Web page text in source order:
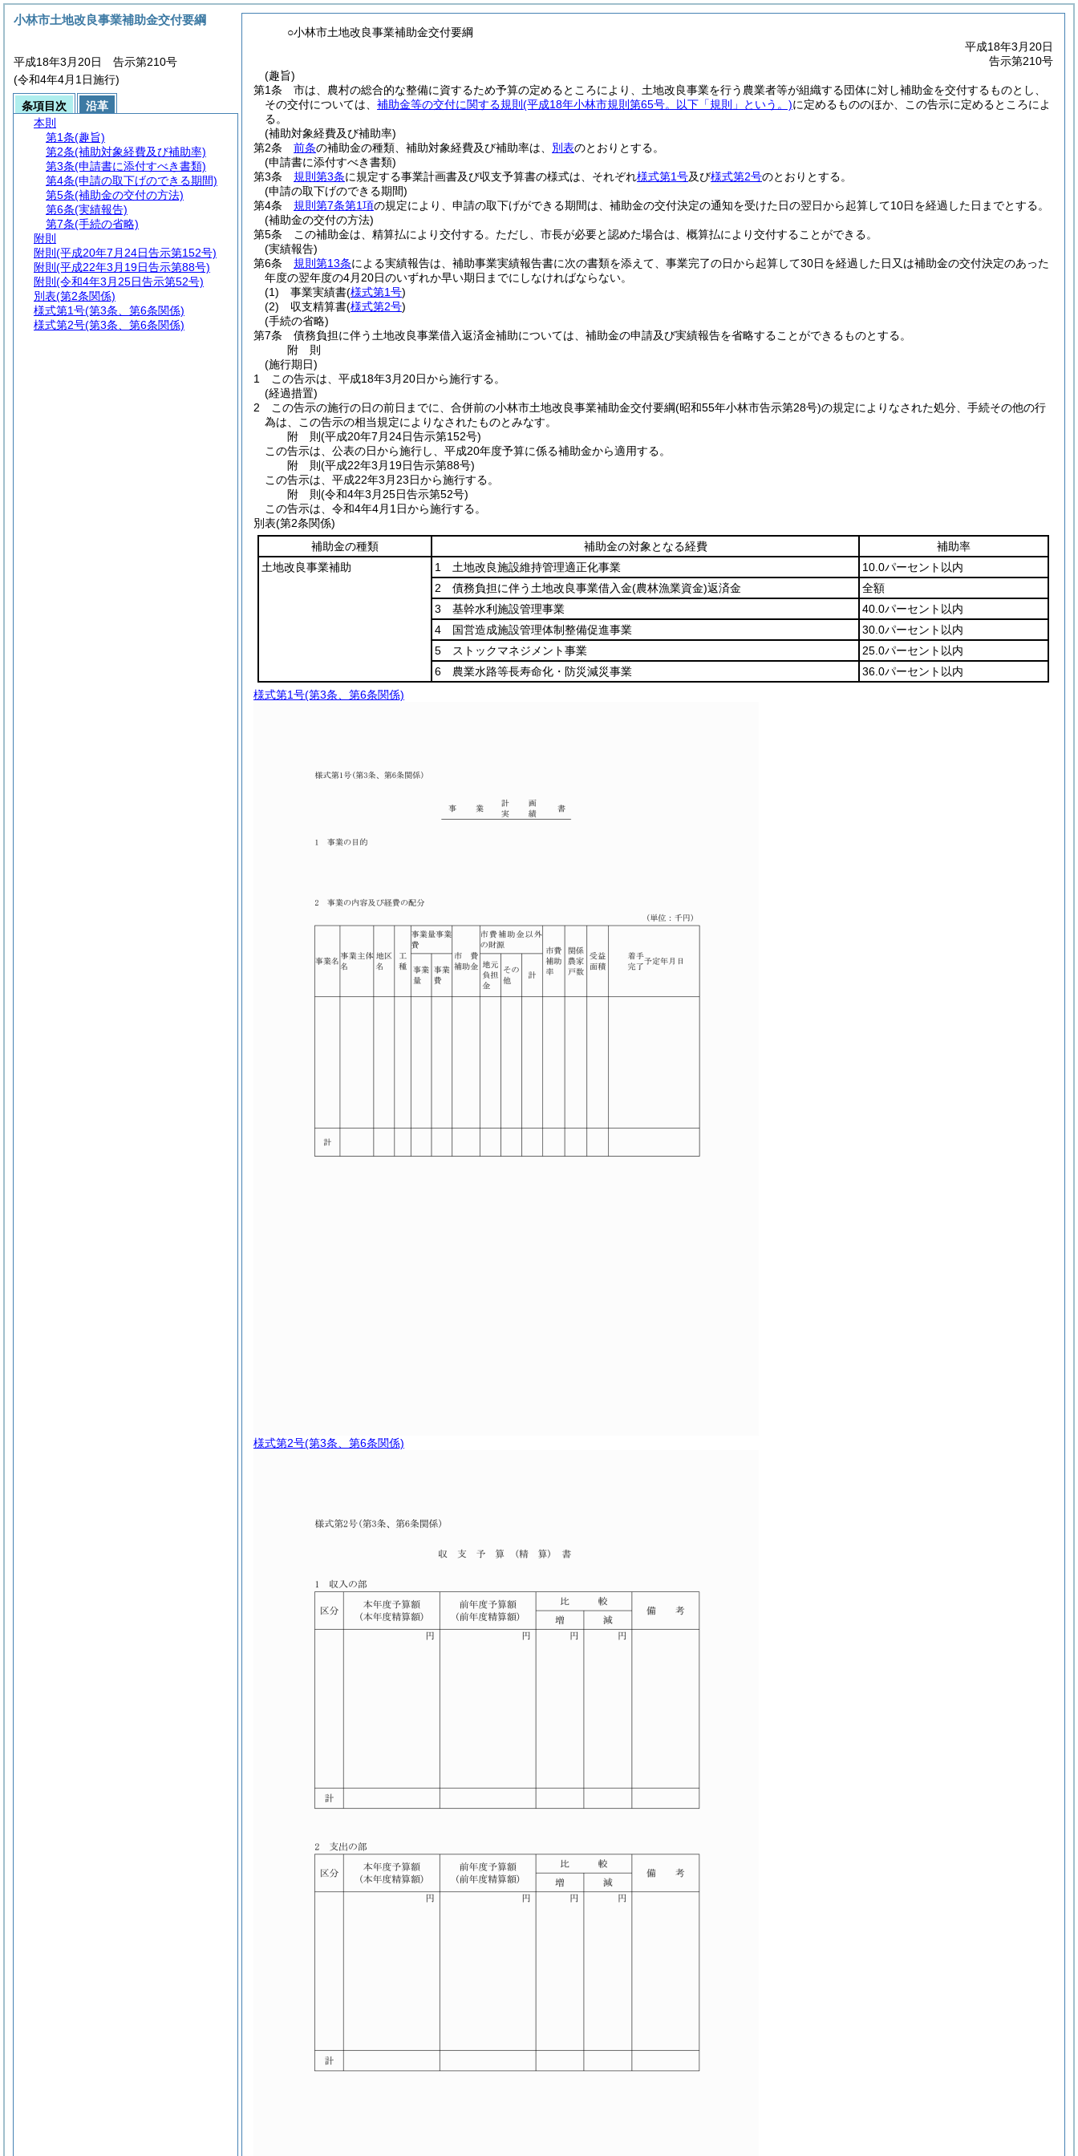
○小林市土地改良事業補助金交付要綱
平成18年3月20日
告示第210号
(趣旨)
第1条
市は、農村の総合的な整備に資するため予算の定めるところにより、土地改良事業を行う農業者等が組織する団体に対し補助金を交付するものとし、
その交付については、 補助金等の交付に関する規則 (平成18年小林市規則第65号。以下「規則」という。)に定めるもののほか、この告示に定めるところによ
る。
(補助対象経費及び補助率)
第2条
前条の補助金の種類、補助対象経費及び補助率は、 別表のとおりとする。
(申請書に添付すべき書類)
第3条
規則第3条に規定する事業計画書及び収支予算書の様式は、それぞれ様式第1号及び様式第2号のとおりとする。
(申請の取下げのできる期間)
第4条
規則第7条第1項の規定により、申請の取下げができる期間は、補助金の交付決定の通知を受けた日の翌日から起算して10日を経過した日までとする。
(補助金の交付の方法)
第5条
この補助金は、精算払により交付する。 ただし、市長が必要と認めた場合は、概算払により交付することができる。
(実績報告)
第6条
規則第13条による実績報告は、補助事業実績報告書に次の書類を添えて、事業完了の日から起算して30日を経過した日又は補助金の交付決定のあった
年度の翌年度の4月20日のいずれか早い期日までにしなければならない。
(1)
事業実績書(様式第1号)
(2)
収支精算書(様式第2号)
(手続の省略)
第7条
債務負担に伴う土地改良事業借入返済金補助については、補助金の申請及び実績報告を省略することができるものとする。
附 則
(施行期日)
1
この告示は、平成18年3月20日から施行する。
(経過措置)
2
この告示の施行の日の前日までに、合併前の小林市土地改良事業補助金交付要綱(昭和55年小林市告示第28号)の規定によりなされた処分、手続その他の行
為は、この告示の相当規定によりなされたものとみなす。
附 則(平成20年7月24日告示第152号)
この告示は、公表の日から施行し、平成20年度予算に係る補助金から適用する。
附 則(平成22年3月19日告示第88号)
この告示は、平成22年3月23日から施行する。
附 則(令和4年3月25日告示第52号)
この告示は、令和4年4月1日から施行する。
別表(第2条関係)
補助金の種類
補助金の対象となる経費
補助率
土地改良事業補助
1 土地改良施設維持管理適正化事業
10.0パーセント以内
2 債務負担に伴う土地改良事業借入金(農林漁業資金)返済金
全額
3 基幹水利施設管理事業
40.0パーセント以内
4 国営造成施設管理体制整備促進事業
30.0パーセント以内
5 ストックマネジメント事業
25.0パーセント以内
6 農業水路等長寿命化・防災減災事業
36.0パーセント以内
様式第1号(第3条、第6条関係)
様式第2号(第3条、第6条関係)
小林市土地改良事業補助金交付要綱
平成18年3月20日 告示第210号
(令和4年4月1日施行)
条項目次
沿革
本則
第1条(趣旨)
第2条(補助対象経費及び補助率)
第3条(申請書に添付すべき書類)
第4条(申請の取下げのできる期間)
第5条(補助金の交付の方法)
第6条(実績報告)
第7条(手続の省略)
附則
附則 (平成20年7月24日告示第152号)
附則 (平成22年3月19日告示第88号)
附則 (令和4年3月25日告示第52号)
別表(第2条関係)
様式第1号(第3条、第6条関係)
様式第2号(第3条、第6条関係)